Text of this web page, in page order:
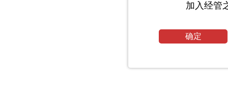
加入经管
确定